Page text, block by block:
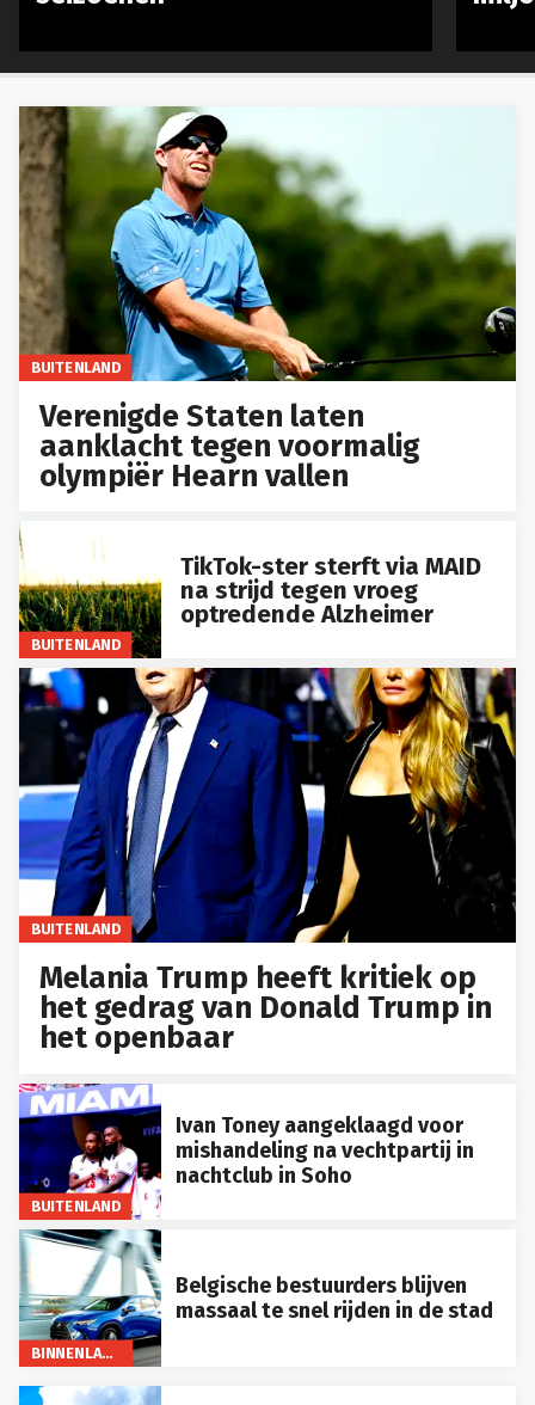
BUITENLAND
Verenigde Staten laten
aanklacht tegen voormalig
olympiër Hearn vallen
BUITENLAND
TikTok-ster sterft via MAID
na strijd tegen vroeg
optredende Alzheimer
BUITENLAND
Melania Trump heeft kritiek op
het gedrag van Donald Trump in
het openbaar
BUITENLAND
Ivan Toney aangeklaagd voor
mishandeling na vechtpartij in
nachtclub in Soho
BINNENLAND
Belgische bestuurders blijven
massaal te snel rijden in de stad